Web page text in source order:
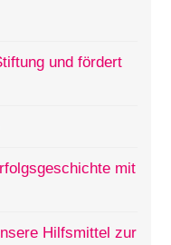
und fördert
mit
Hilfsmittel zur